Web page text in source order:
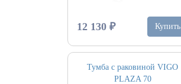
12 130 ₽ Купить
Тумба с раковиной VIGO
PLAZA 70